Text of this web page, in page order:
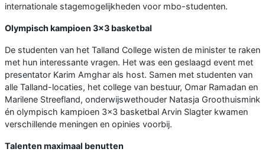
internationale stagemogelijkheden voor mbo-studenten.
Olympisch kampioen 3x3 basketbal
De studenten van het Talland College wisten de minister te raken
met hun interessante vragen. Het was een geslaagd event met
presentator Karim Amghar als host. Samen met studenten van
alle Talland-locaties, het college van bestuur, Omar Ramadan en
Marilene Streefland, onderwijswethouder Natasja Groothuismink
én olympisch kampioen 3x3 basketbal Arvin Slagter kwamen
verschillende meningen en opinies voorbij.
Talenten maximaal benutten